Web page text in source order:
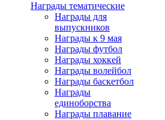
Награды тематические
Награды для
выпускников
Награды к 9 мая
Награды футбол
Награды хоккей
Награды волейбол
Награды баскетбол
Награды
единоборства
Награды плавание